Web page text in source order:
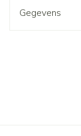
Gegevens